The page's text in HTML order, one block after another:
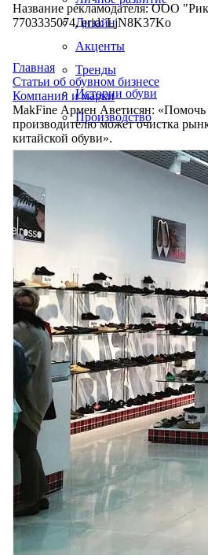
Дизайн
Акценты
Тренды
Истории обуви
Производство
Название рекламодателя: ООО
7703335074, erid: LjN8K37Ko
Главная
Статьи об обувном бизнесе
Компании и марки
MakFine Армен Аветисян: «Помочь
производителю может очистка
китайской обуви».